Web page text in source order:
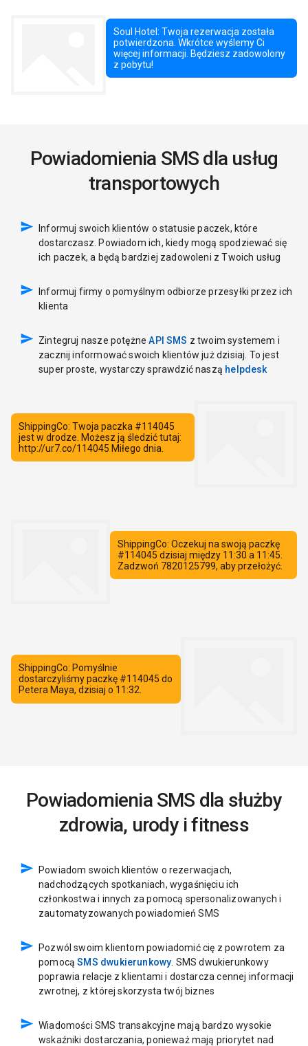
Powiadomienia SMS dla usług
transportowych
Informuj swoich klientów o statusie paczek, które
dostarczasz. Powiadom ich, kiedy mogą spodziewać się
ich paczek, a będą bardziej zadowoleni z Twoich usług
Informuj firmy o pomyślnym odbiorze przesyłki przez ich
klienta
Zintegruj nasze potężneAPI SMS z twoim systemem i
zacznij informować swoich klientów już dzisiaj. To jest
super proste, wystarczy sprawdzić naszą helpdesk
Powiadomienia SMS dla służby
zdrowia, urody i fitness
Powiadom swoich klientów o rezerwacjach,
nadchodzących spotkaniach, wygaśnięciu ich
członkostwa i innych za pomocą spersonalizowanych i
zautomatyzowanych powiadomień SMS
Pozwól swoim klientom powiadomić cię z powrotem za
pomocąSMS dwukierunkowy . SMS dwukierunkowy
poprawia relacje z klientami i dostarcza cennej informacji
zwrotnej, z której skorzysta twój biznes
Wiadomości SMS transakcyjne mają bardzo wysokie
wskaźniki dostarczania, ponieważ mają priorytet nad